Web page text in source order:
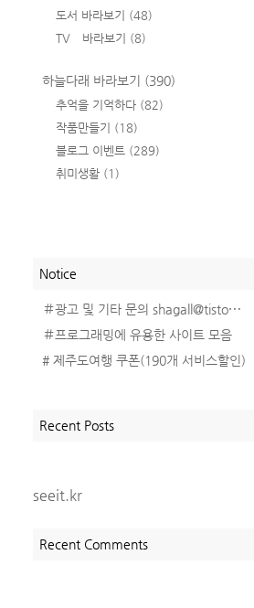
도서 바라보기 (48)
TV 바라보기 (8)
하늘다래 바라보기 (390)
추억을 기억하다 (82)
작품만들기 (18)
블로그 이벤트 (289)
취미생활 (1)
Notice
＃광고 및 기타 문의 shagall@tisto⋯
＃프로그래밍에 유용한 사이트 모음
# 제주도여행 쿠폰(190개 서비스할인)
Recent Posts
seeit.kr
Recent Comments